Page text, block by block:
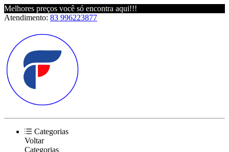
Melhores preços você só encontra aqui!!!
Atendimento: 83 996223877
Categorias
Voltar
Categorias